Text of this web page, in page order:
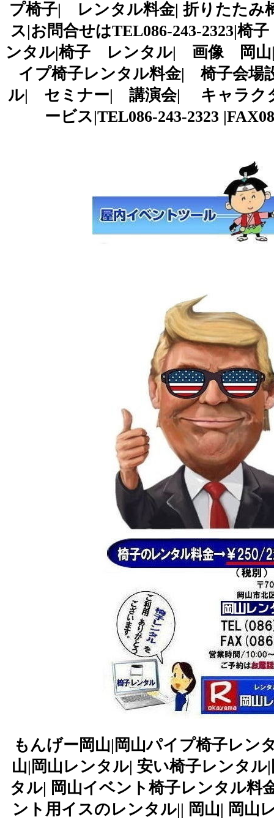
プ椅子| レンタル料金| 折りたたみ
ス|お問合せはTEL086-243-2323|椅
ンタル|椅子 レンタル| 画像 岡
イプ椅子レンタル料金| 椅子会
ル| セミナー| 講演会| キャラク
ービス|TEL086-243-2323
もんげー岡山|岡山パイプ椅子レン
山|岡山レンタル| 安い椅子レンタ
タル| 岡山イベント椅子レンタル料
ント用イスのレンタル|| 岡山| 岡